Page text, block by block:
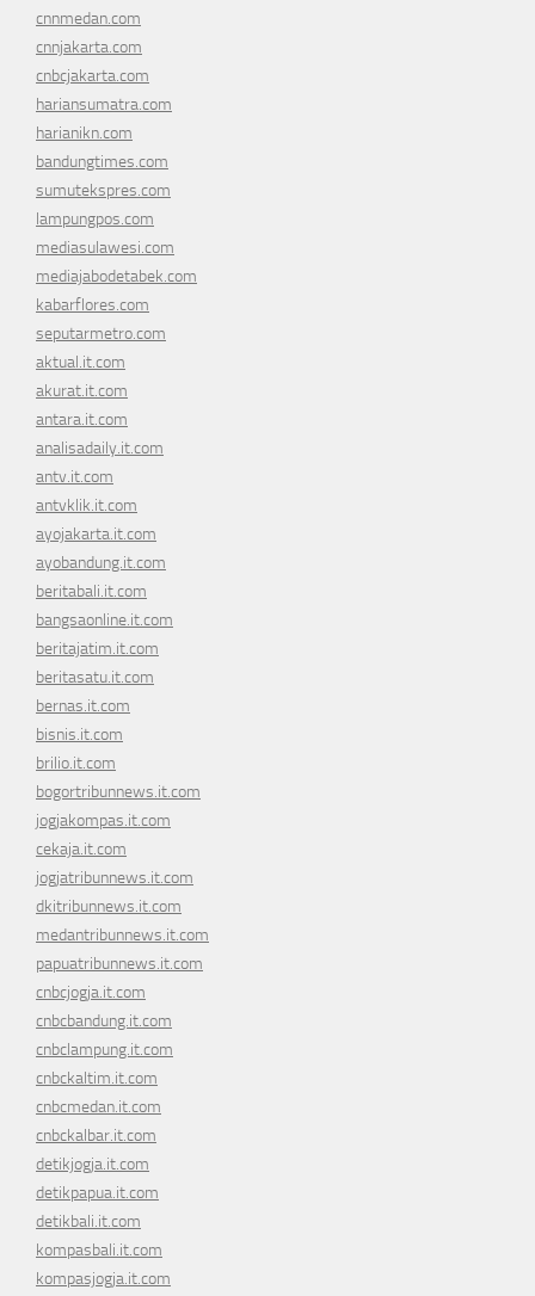
cnnmedan.com
cnnjakarta.com
cnbcjakarta.com
hariansumatra.com
harianikn.com
bandungtimes.com
sumutekspres.com
lampungpos.com
mediasulawesi.com
mediajabodetabek.com
kabarflores.com
seputarmetro.com
aktual.it.com
akurat.it.com
antara.it.com
analisadaily.it.com
antv.it.com
antvklik.it.com
ayojakarta.it.com
ayobandung.it.com
beritabali.it.com
bangsaonline.it.com
beritajatim.it.com
beritasatu.it.com
bernas.it.com
bisnis.it.com
brilio.it.com
bogortribunnews.it.com
jogjakompas.it.com
cekaja.it.com
jogjatribunnews.it.com
dkitribunnews.it.com
medantribunnews.it.com
papuatribunnews.it.com
cnbcjogja.it.com
cnbcbandung.it.com
cnbclampung.it.com
cnbckaltim.it.com
cnbcmedan.it.com
cnbckalbar.it.com
detikjogja.it.com
detikpapua.it.com
detikbali.it.com
kompasbali.it.com
kompasjogja.it.com